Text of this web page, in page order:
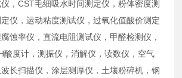
，CST毛细吸水时间测定仪，粉体密度测
仪，运动粘度测试仪，过氧化值酸价测定
蚀率仪，直流电阻测试仪，甲醛检测仪，
酸度计，测振仪，消解仪，读数仪，空气
长扫描仪，涂层测厚仪，土壤粉碎机，钢